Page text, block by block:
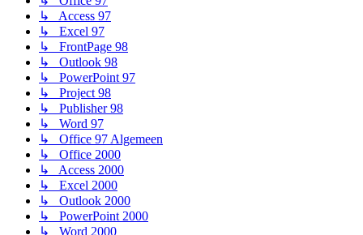
↳ Access 97
↳ Excel 97
↳ FrontPage 98
↳ Outlook 98
↳ PowerPoint 97
↳ Project 98
↳ Publisher 98
↳ Word 97
↳ Office 97 Algemeen
↳ Office 2000
↳ Access 2000
↳ Excel 2000
↳ Outlook 2000
↳ PowerPoint 2000
↳ Word 2000